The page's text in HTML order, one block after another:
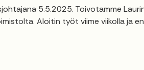
5.5.2025. Toivotamme
Aloitin työt viime viikolla ja